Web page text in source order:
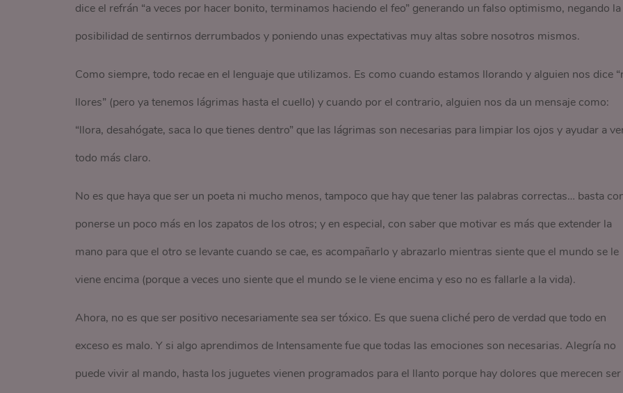
dice el refrán “a veces por hacer bonito, terminamos haciendo el feo” generando un falso optimismo, negando la
posibilidad de sentirnos derrumbados y poniendo unas expectativas muy altas sobre nosotros mismos.
Como siempre, todo recae en el lenguaje que utilizamos. Es como cuando estamos llorando y alguien nos dice
llores” (pero ya tenemos lágrimas hasta el cuello) y cuando por el contrario, alguien nos da un mensaje como:
“llora, desahógate, saca lo que tienes dentro” que las lágrimas son necesarias para limpiar los ojos y ayudar a
todo más claro.
No es que haya que ser un poeta ni mucho menos, tampoco que hay que tener las palabras correctas… basta
ponerse un poco más en los zapatos de los otros; y en especial, con saber que motivar es más que extender la
mano para que el otro se levante cuando se cae, es acompañarlo y abrazarlo mientras siente que el mundo se le
viene encima (porque a veces uno siente que el mundo se le viene encima y eso no es fallarle a la vida).
Ahora, no es que ser positivo necesariamente sea ser tóxico. Es que suena cliché pero de verdad que todo en
exceso es malo. Y si algo aprendimos de Intensamente fue que todas las emociones son necesarias. Alegría no
puede vivir al mando, hasta los juguetes vienen programados para el llanto porque hay dolores que merecen ser